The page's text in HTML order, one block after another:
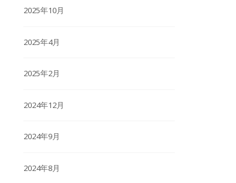
2025年10月
2025年4月
2025年2月
2024年12月
2024年9月
2024年8月